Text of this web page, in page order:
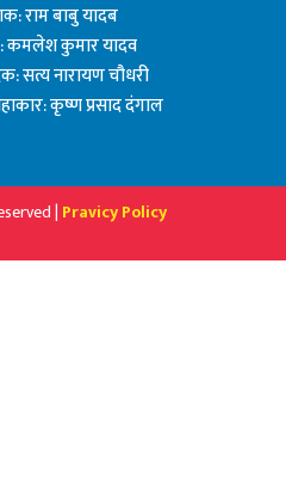
राम बाबु यादब
कमलेश कुमार यादव
सत्य नारायण चौधरी
कृष्ण प्रसाद दंगाल
| Pravicy Policy